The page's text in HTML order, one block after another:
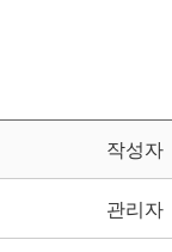
작성자
관리자